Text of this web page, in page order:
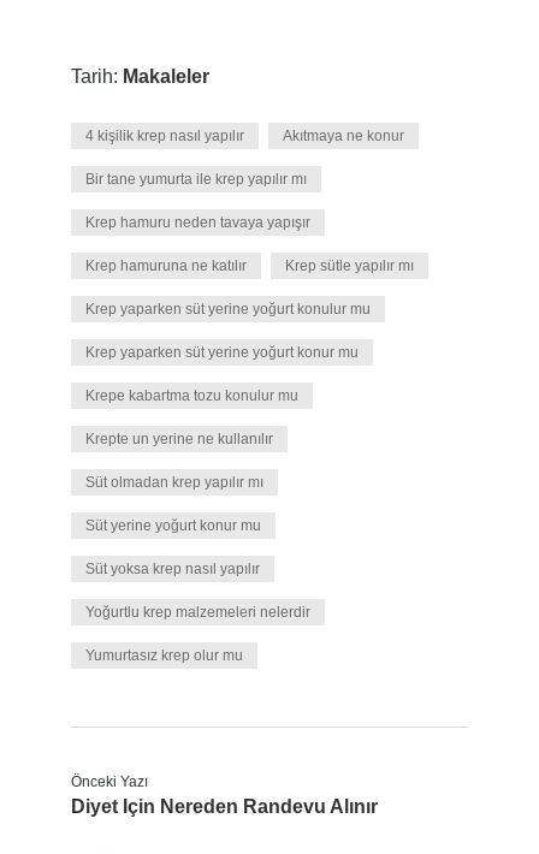
Tarih: Makaleler
4 kişilik krep nasıl yapılır Akıtmaya ne konur
Bir tane yumurta ile krep yapılır mı
Krep hamuru neden tavaya yapışır
Krep hamuruna ne katılır Krep sütle yapılır mı
Krep yaparken süt yerine yoğurt konulur mu
Krep yaparken süt yerine yoğurt konur mu
Krepe kabartma tozu konulur mu
Krepte un yerine ne kullanılır
Süt olmadan krep yapılır mı
Süt yerine yoğurt konur mu
Süt yoksa krep nasıl yapılır
Yoğurtlu krep malzemeleri nelerdir
Yumurtasız krep olur mu
Önceki Yazı
Diyet Için Nereden Randevu Alınır